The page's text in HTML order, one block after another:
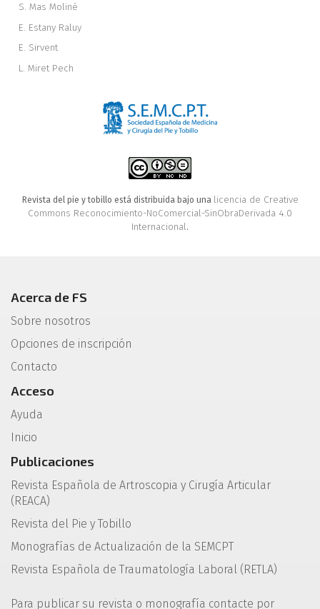
S. Mas Moliné
E. Estany Raluy
E. Sirvent
L. Miret Pech
Revista del pie y tobillo está distribuida bajo una licencia de Creative
Commons Reconocimiento-NoComercial-SinObraDerivada 4.0
Internacional.
Acerca de FS
Sobre nosotros
Opciones de inscripción
Contacto
Acceso
Ayuda
Inicio
Publicaciones
Revista Española de Artroscopia y Cirugía Articular
(REACA)
Revista del Pie y Tobillo
Monografías de Actualización de la SEMCPT
Revista Española de Traumatología Laboral (RETLA)
Para publicar su revista o monografía contacte por